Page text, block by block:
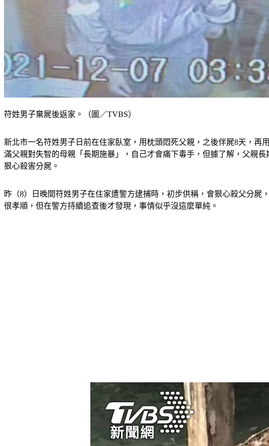
符姓男子棄屍後返家。（圖／TVBS）
新北市一名符姓男子日前在住家臥室，用枕頭悶死父親，之後伴屍8天，
滿父親對失智的母親「長期施暴」，自己才會痛下毒手，但據了解，父親
狠心殺害分屍。
昨（8）日晚間符姓男子在住家遭警方逮捕時，初步供稱，會狠心殺父分
很孝順，但在警方持續追查後才發現，事情似乎沒這麼單純。